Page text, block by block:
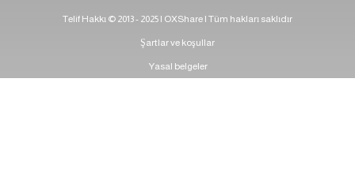
Telif Hakkı © 2013 - 2025 | OXShare | Tüm hakları saklıdır
Şartlar ve koşullar
Yasal belgeler